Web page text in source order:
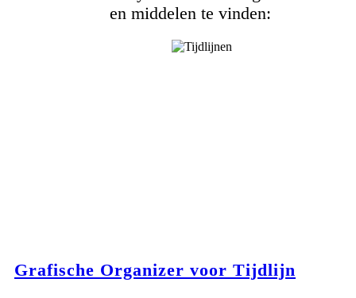
en middelen te vinden:
Grafische Organizer voor Tijdlijn